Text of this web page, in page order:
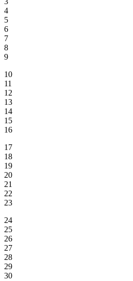
4
5
6
7
8
9
10
11
12
13
14
15
16
17
18
19
20
21
22
23
24
25
26
27
28
29
30